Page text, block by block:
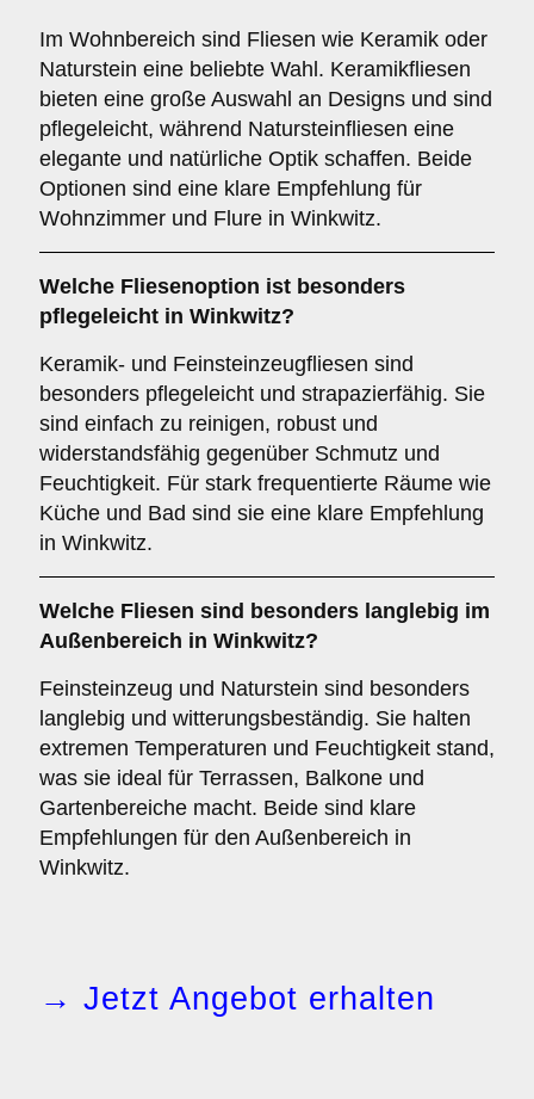
Im Wohnbereich sind Fliesen wie Keramik oder
Naturstein eine beliebte Wahl. Keramikfliesen
bieten eine große Auswahl an Designs und sind
pflegeleicht, während Natursteinfliesen eine
elegante und natürliche Optik schaffen. Beide
Optionen sind eine klare Empfehlung für
Wohnzimmer und Flure in Winkwitz.
Welche Fliesenoption ist besonders
pflegeleicht in Winkwitz?
Keramik- und Feinsteinzeugfliesen sind
besonders pflegeleicht und strapazierfähig. Sie
sind einfach zu reinigen, robust und
widerstandsfähig gegenüber Schmutz und
Feuchtigkeit. Für stark frequentierte Räume wie
Küche und Bad sind sie eine klare Empfehlung
in Winkwitz.
Welche Fliesen sind besonders langlebig im
Außenbereich in Winkwitz?
Feinsteinzeug und Naturstein sind besonders
langlebig und witterungsbeständig. Sie halten
extremen Temperaturen und Feuchtigkeit stand,
was sie ideal für Terrassen, Balkone und
Gartenbereiche macht. Beide sind klare
Empfehlungen für den Außenbereich in
Winkwitz.
→ Jetzt Angebot erhalten